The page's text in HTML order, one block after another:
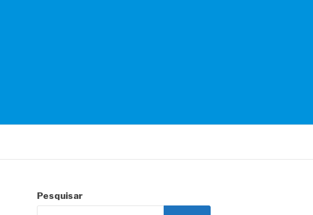
Pesquisar